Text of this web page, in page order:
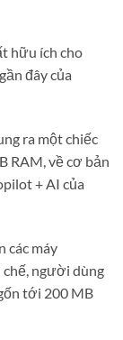
hữu ích cho
đây của
ra một chiếc
RAM, về cơ bản
+ AI của
các máy
người dùng
tới 200 MB